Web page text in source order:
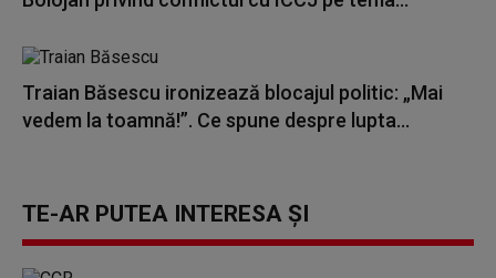
Traian Băsescu ironizează blocajul politic: „Mai
vedem la toamnă!”. Ce spune despre lupta...
TE-AR PUTEA INTERESA ȘI